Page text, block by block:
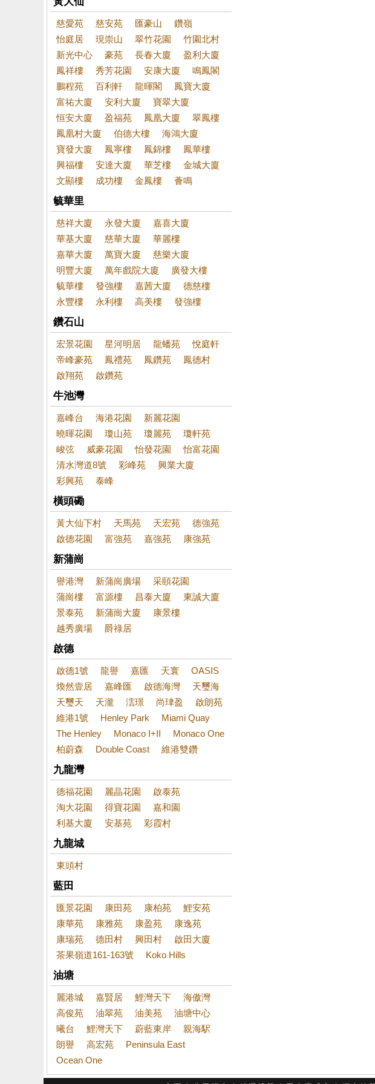
慈愛苑 慈安苑 匯豪山
鑽嶺
怡庭居
現崇山 翠竹花園
竹園北村
新光中心
豪苑 長春大廈
盈利大廈
鳳祥樓
秀芳花園 安康大廈
鳴鳳閣
鵬程苑
百利軒 龍暉閣
鳳寶大廈
富祐大廈
安利大廈
寶翠大廈
恒安大廈
盈福苑 鳳凰大廈
翠鳳樓
鳳凰村大廈
伯德大樓
海鴻大廈
寶發大廈
鳳寧樓 鳳錦樓
鳳華樓
興福樓
安達大廈 華芝樓
金城大廈
文顯樓
成功樓 金鳳樓 薈鳴
毓華里
慈祥大廈 永發大廈
嘉喜大廈
華基大廈
慈華大廈
華麗樓
嘉華大廈
萬寶大廈
慈樂大廈
明豐大廈
萬年戲院大廈
廣發大樓
毓華樓
發強樓 嘉茜大廈
德慈樓
永豐樓
永利樓 高美樓 發強樓
鑽石山
宏景花園 星河明居 龍蟠苑
悅庭軒
帝峰豪苑
鳳禮苑 鳳鑽苑
鳳德村
啟翔苑
啟鑽苑
牛池灣
嘉峰台 海港花園
新麗花園
曉暉花園
瓊山苑 瓊麗苑
瓊軒苑
峻弦
威豪花園 怡發花園
怡富花園
清水灣道8號
彩峰苑
興業大廈
彩興苑
泰峰
橫頭磡
黃大仙下村 天馬苑 天宏苑
德強苑
啟德花園
富強苑 嘉強苑 康強苑
新蒲崗
譽港灣 新蒲崗廣場
采頤花園
蒲崗樓
富源樓 昌泰大廈
東誠大廈
景泰苑
新蒲崗大廈
康景樓
越秀廣場
爵祿居
啟德
啟德1號 龍譽 嘉匯 天寰
OASIS
煥然壹居
嘉峰匯 啟德海灣
天璽海
天璽天
天瀧 澐璟 尚珒盈
啟朗苑
維港1號
Henley Park
Miami Quay
The Henley
Monaco I+II
Monaco One
柏蔚森
Double Coast 維港雙鑽
九龍灣
德福花園 麗晶花園
啟泰苑
淘大花園
得寶花園
嘉和園
利基大廈
安基苑 彩霞村
九龍城
東頭村
藍田
匯景花園 康田苑 康柏苑
鯉安苑
康華苑
康雅苑 康盈苑
康逸苑
康瑞苑
德田村 興田村
啟田大廈
茶果嶺道161-163號
Koko Hills
油塘
麗港城 嘉賢居 鯉灣天下
海傲灣
高俊苑
油翠苑 油美苑
油塘中心
曦台
鯉灣天下 蔚藍東岸
親海駅
朗譽
高宏苑
Peninsula East
Ocean One